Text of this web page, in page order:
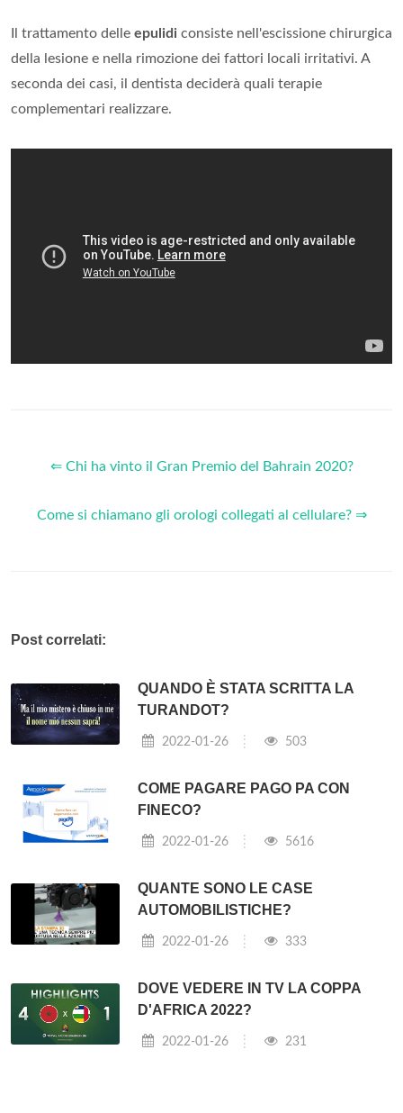
Il trattamento delle epulidi consiste nell'escissione chirurgica
della lesione e nella rimozione dei fattori locali irritativi. A
seconda dei casi, il dentista deciderà quali terapie
complementari realizzare.
⇐ Chi ha vinto il Gran Premio del Bahrain 2020?
Come si chiamano gli orologi collegati al cellulare? ⇒
Post correlati:
QUANDO È STATA SCRITTA LA
TURANDOT?
2022-01-26 503
COME PAGARE PAGO PA CON
FINECO?
2022-01-26 5616
QUANTE SONO LE CASE
AUTOMOBILISTICHE?
2022-01-26 333
DOVE VEDERE IN TV LA COPPA
D'AFRICA 2022?
2022-01-26 231